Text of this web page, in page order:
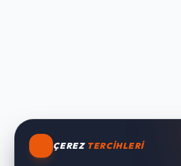
ÇEREZ TERCIHLERI